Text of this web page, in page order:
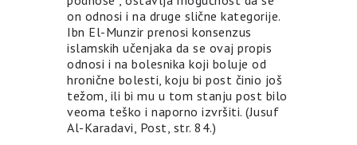
on odnosi i na druge slične kategorije.
Ibn El-Munzir prenosi konsenzus
islamskih učenjaka da se ovaj propis
odnosi i na bolesnika koji boluje od
hronične bolesti, koju bi post činio još
težom, ili bi mu u tom stanju post bilo
veoma teško i naporno izvršiti. (Jusuf
Al-Karadavi, Post, str. 84.)